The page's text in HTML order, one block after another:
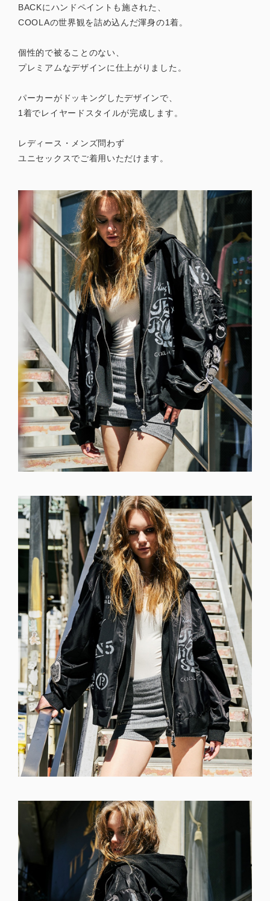
BACKにハンドペイントも施された、
COOLAの世界観を詰め込んだ渾身の1着。
個性的で被ることのない、
プレミアムなデザインに仕上がりました。
パーカーがドッキングしたデザインで、
1着でレイヤードスタイルが完成します。
レディース・メンズ問わず
ユニセックスでご着用いただけます。